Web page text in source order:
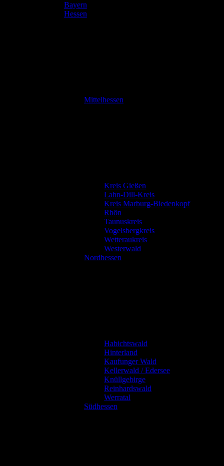
Bayern
Hessen
Mittelhessen
Kreis Gießen
Lahn-Dill-Kreis
Kreis Marburg-Biedenkopf
Rhön
Taunuskreis
Vogelsbergkreis
Wetteraukreis
Westerwald
Nordhessen
Habichtswald
Hinterland
Kaufunger Wald
Kellerwald / Edersee
Knüllgebirge
Reinhardswald
Werratal
Südhessen